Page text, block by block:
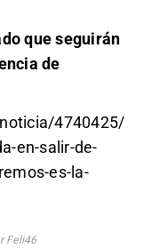
que seguirán
de
4740425/
en-salir-de-
es-la-
Feli46